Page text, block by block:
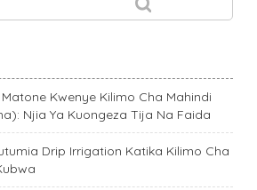
Kwenye Kilimo Cha Mahindi
Njia Ya Kuongeza Tija Na Faida
Drip Irrigation Katika Kilimo Cha